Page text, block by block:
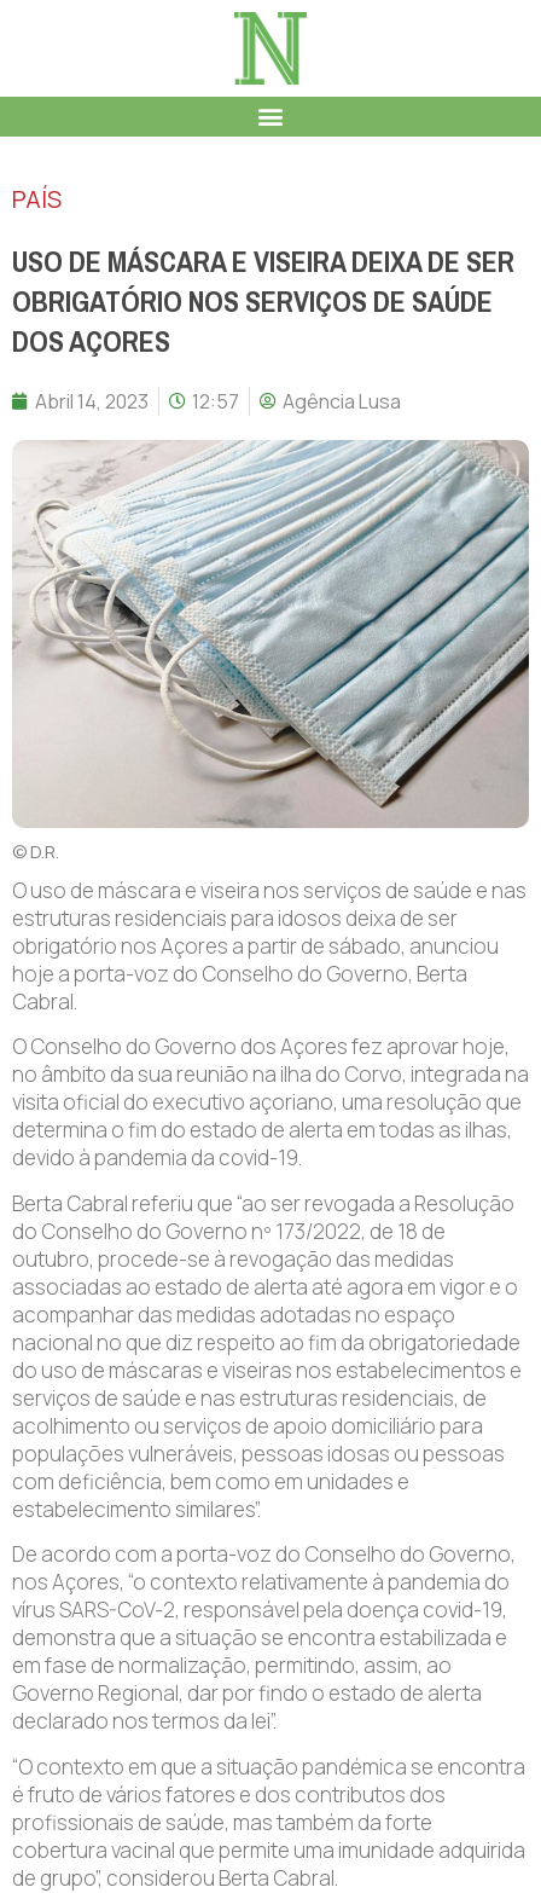
PAÍS
USO DE MÁSCARA E VISEIRA DEIXA DE SER
OBRIGATÓRIO NOS SERVIÇOS DE SAÚDE
DOS AÇORES
Abril 14, 2023 12:57 Agência Lusa
© D.R.
O uso de máscara e viseira nos serviços de saúde e nas
estruturas residenciais para idosos deixa de ser
obrigatório nos Açores a partir de sábado, anunciou
hoje a porta-voz do Conselho do Governo, Berta
Cabral.
O Conselho do Governo dos Açores fez aprovar hoje,
no âmbito da sua reunião na ilha do Corvo, integrada na
visita oficial do executivo açoriano, uma resolução que
determina o fim do estado de alerta em todas as ilhas,
devido à pandemia da covid-19.
Berta Cabral referiu que “ao ser revogada a Resolução
do Conselho do Governo nº 173/2022, de 18 de
outubro, procede-se à revogação das medidas
associadas ao estado de alerta até agora em vigor e o
acompanhar das medidas adotadas no espaço
nacional no que diz respeito ao fim da obrigatoriedade
do uso de máscaras e viseiras nos estabelecimentos e
serviços de saúde e nas estruturas residenciais, de
acolhimento ou serviços de apoio domiciliário para
populações vulneráveis, pessoas idosas ou pessoas
com deficiência, bem como em unidades e
estabelecimento similares”.
De acordo com a porta-voz do Conselho do Governo,
nos Açores, “o contexto relativamente à pandemia do
vírus SARS-CoV-2, responsável pela doença covid-19,
demonstra que a situação se encontra estabilizada e
em fase de normalização, permitindo, assim, ao
Governo Regional, dar por findo o estado de alerta
declarado nos termos da lei”.
“O contexto em que a situação pandémica se encontra
é fruto de vários fatores e dos contributos dos
profissionais de saúde, mas também da forte
cobertura vacinal que permite uma imunidade adquirida
de grupo”, considerou Berta Cabral.